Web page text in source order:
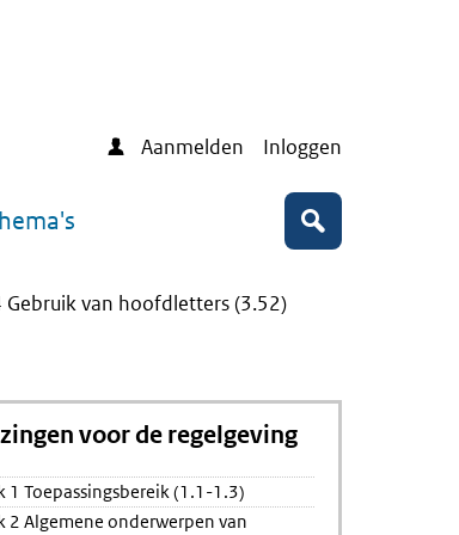
Aanmelden Inloggen
Zoeken
Gebruik van hoofdletters (3.52)
voor de regelgeving
1 Toepassingsbereik (1.1-1.3)
2 Algemene onderwerpen van